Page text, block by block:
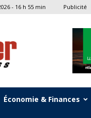
- 16 h 55 min Publicité
Économie & Finances